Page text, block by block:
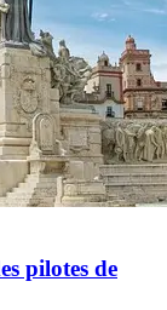
pilotes de